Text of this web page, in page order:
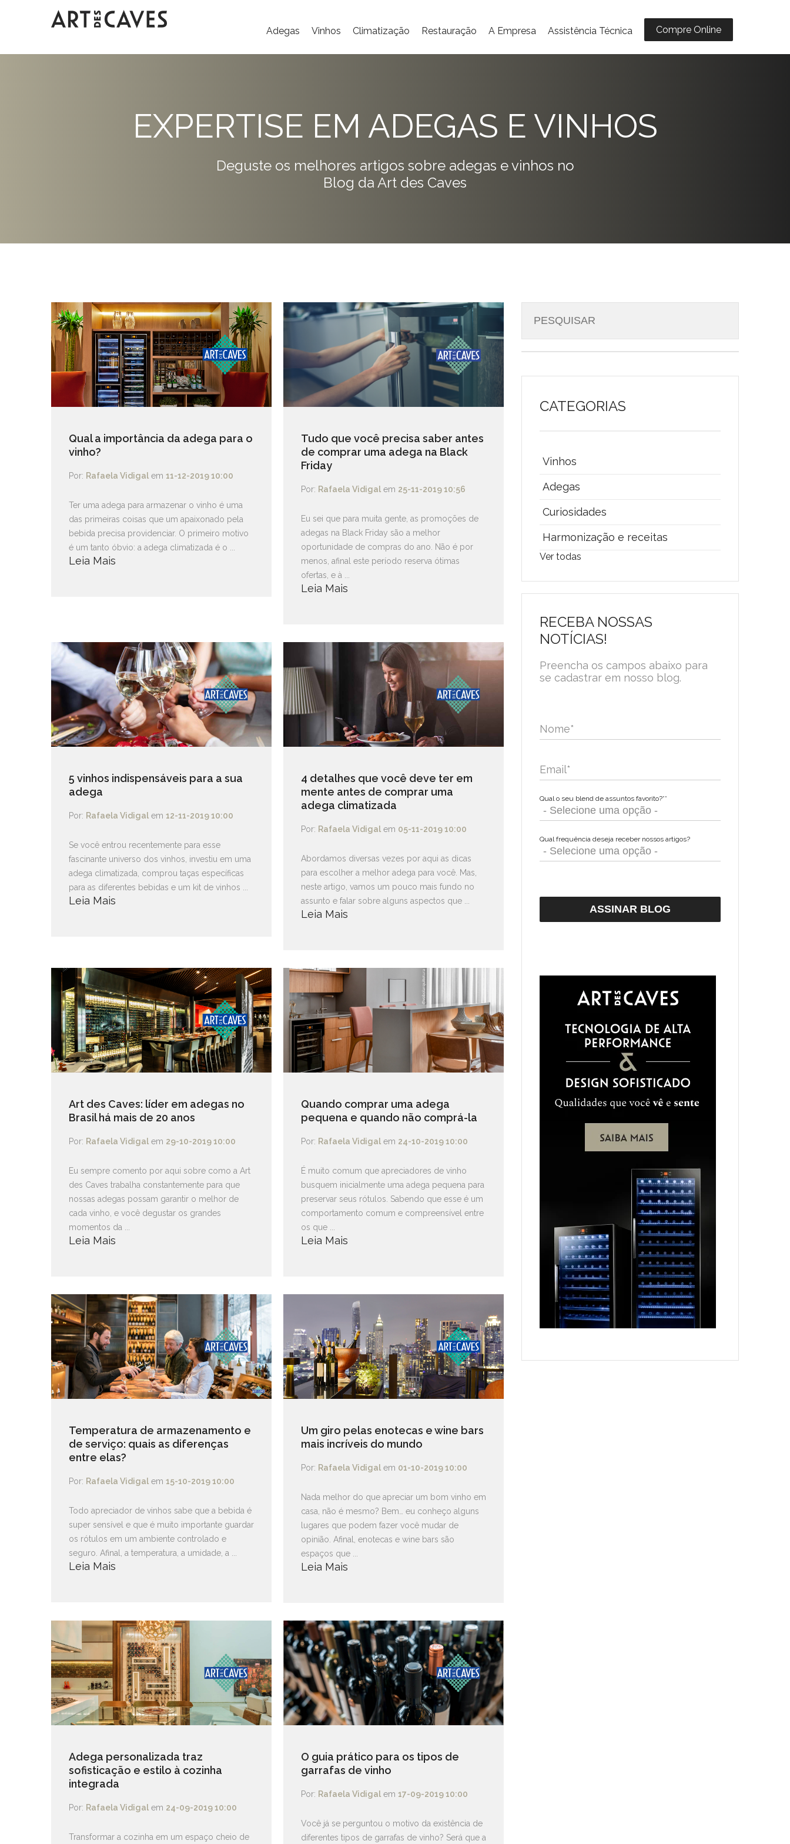
Adegas Vinhos Climatização Restauração A Empresa Assistência Técnica Compre Online
EXPERTISE EM ADEGAS E VINHOS
Deguste os melhores artigos sobre adegas e vinhos no
Blog da Art des Caves
Qual a importância da adega para o
vinho?
Por: Rafaela Vidigal em 11-12-2019 10:00
Ter uma adega para armazenar o vinho é uma
das primeiras coisas que um apaixonado pela
bebida precisa providenciar. O primeiro motivo
é um tanto óbvio: a adega climatizada é o ...
Leia Mais
Tudo que você precisa saber antes
de comprar uma adega na Black
Friday
Por: Rafaela Vidigalem 25-11-2019 10:56
Eu sei que para muita gente, as promoções de
adegas na Black Friday são a melhor
oportunidade de compras do ano. Não é por
menos, afinal este período reserva ótimas
ofertas, e à ...
Leia Mais
5 vinhos indispensáveis para a sua
adega
Por: Rafaela Vidigal em 12-11-2019 10:00
Se você entrou recentemente para esse
fascinante universo dos vinhos, investiu em uma
adega climatizada, comprou taças específicas
para as diferentes bebidas e um kit de vinhos ...
Leia Mais
4 detalhes que você deve ter em
mente antes de comprar uma
adega climatizada
Por: Rafaela Vidigalem 05-11-2019 10:00
Abordamos diversas vezes por aqui as dicas
para escolher a melhor adega para você. Mas,
neste artigo, vamos um pouco mais fundo no
assunto e falar sobre alguns aspectos que ...
Leia Mais
Art des Caves: líder em adegas no
Brasil há mais de 20 anos
Por: Rafaela Vidigal em 29-10-2019 10:00
Eu sempre comento por aqui sobre como a Art
des Caves trabalha constantemente para que
nossas adegas possam garantir o melhor de
cada vinho, e você degustar os grandes
momentos da ...
Leia Mais
Quando comprar uma adega
pequena e quando não comprá-la
Por: Rafaela Vidigalem 24-10-2019 10:00
É muito comum que apreciadores de vinho
busquem inicialmente uma adega pequena para
preservar seus rótulos. Sabendo que esse é um
comportamento comum e compreensível entre
os que ...
Leia Mais
Temperatura de armazenamento e
de serviço: quais as diferenças
entre elas?
Por: Rafaela Vidigal em 15-10-2019 10:00
Todo apreciador de vinhos sabe que a bebida é
super sensível e que é muito importante guardar
os rótulos em um ambiente controlado e
seguro. Afinal, a temperatura, a umidade, a ...
Leia Mais
Um giro pelas enotecas e wine bars
mais incríveis do mundo
Por: Rafaela Vidigalem 01-10-2019 10:00
Nada melhor do que apreciar um bom vinho em
casa, não é mesmo? Bem… eu conheço alguns
lugares que podem fazer você mudar de
opinião. Afinal, enotecas e wine bars são
espaços que ...
Leia Mais
Adega personalizada traz
sofisticação e estilo à cozinha
integrada
Por: Rafaela Vidigal em 24-09-2019 10:00
Transformar a cozinha em um espaço cheio de
O guia prático para os tipos de
garrafas de vinho
Por: Rafaela Vidigalem 17-09-2019 10:00
Você já se perguntou o motivo da existência de
diferentes tipos de garrafas de vinho? Será que a
CATEGORIAS
Vinhos
Adegas
Curiosidades
Harmonização e receitas
Ver todas
RECEBA NOSSAS
NOTÍCIAS!
Preencha os campos abaixo para
se cadastrar em nosso blog.
Nome*
Email*
Qual o seu blend de assuntos favorito?**
Qual frequência deseja receber nossos artigos?